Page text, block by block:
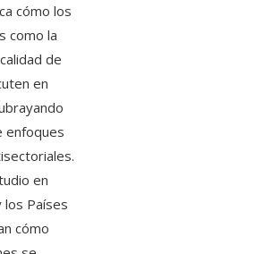
cómo los
como la
de
en
enfoques
en
los Países
cómo